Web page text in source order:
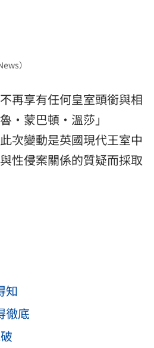
）
再享有任何皇室頭銜與相
‧蒙巴頓‧溫莎」
次變動是英國現代王室中
性侵案關係的質疑而採取
知
徹底